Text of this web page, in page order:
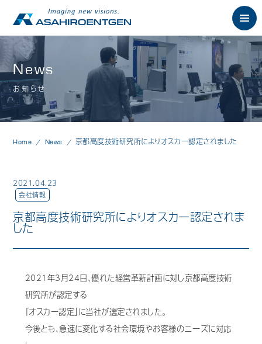
News お知らせ
Philosophy 朝日の想い
歯科用X線製品
歯科用口腔内カメラ
歯科用CAD/CAM材料
耳鼻科用X線製品
News
お知らせ
Home News 京都高度技術研究所によりオスカー認定されました
2021.04.23
会社情報
京都高度技術研究所によりオスカー認定されま
した
2021年3月24日、優れた経営革新計画に対し京都高度技術
研究所が認定する
「オスカー認定」に当社が選定されました。
今後とも、急速に変化する社会環境やお客様のニーズに対応